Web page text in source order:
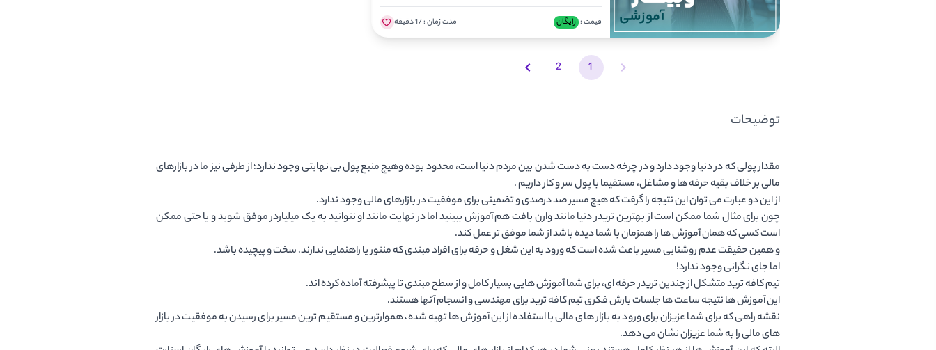
قیمت : رایگان مدت زمان :17 دقیقه
1
2
توضیحات
مقدار پولی که در دنیا وجود دارد و در چرخه دست به دست شدن بین مردم دنیا است، محدود بوده وهیچ منبع پول بی نهایتی وجود ندارد؛ از طرفی نیز ما در بازارهای
مالی بر خلاف بقیه حرفه ها و مشاغل، مستقیما با پول سر و کار داریم .
از این دو عبارت می توان این نتیجه را گرفت که هیچ مسیر صد درصدی و تضمینی برای موفقیت در بازارهای مالی وجود ندارد.
چون برای مثال شما ممکن است از بهترین تریدر دنیا مانند وارن بافت هم آموزش ببینید اما در نهایت مانند او نتوانید به یک میلیاردر موفق شوید و یا حتی ممکن
است کسی که همان آموزش ها را همزمان با شما دیده باشد از شما موفق تر عمل کند.
و همین حقیقت عدم روشنایی مسیر باعث شده است که ورود به این شغل و حرفه برای افراد مبتدی که منتور یا راهنمایی ندارند، سخت و پیچیده باشد.
اما جای نگرانی وجود ندارد!
تیم کافه ترید متشکل از چندین تریدر حرفه ای، برای شما آموزش هایی بسیار کامل و از سطح مبتدی تا پیشرفته آماده کرده اند.
این آموزش ها نتیجه ساعت ها جلسات بارش فکری تیم کافه ترید برای مهندسی و انسجام آنها هستند.
نقشه راهی که برای شما عزیزان برای ورود به بازار های مالی با استفاده از این آموزش ها تهیه شده، هموارترین و مستقیم ترین مسیر برای رسیدن به موفقیت در بازار
های مالی را به شما عزیزان نشان می دهد.